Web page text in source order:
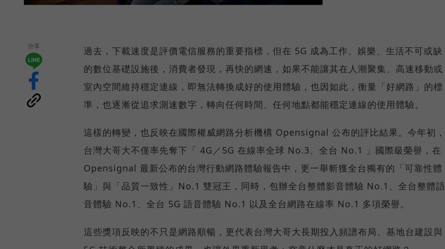
分享
過去，下載速度是評價電信服務的重要指標，但在 5G 成為工作、娛樂、生活不可或缺
的數位基礎設施後，消費者發現，再快的網速，如果不能讓其在人潮聚集、高速移動或
室內空間維持穩定連線，即無法轉換成好的使用體驗，也因如此，衡量「好網路」的標
準，也逐漸從追求測速數字，轉向任何時間、任何地點都能穩定連線的使用體驗。
這樣的轉變，也反映在國際權威網路分析機構 Opensignal 公布的評比結果。今年初，
台灣大哥大不僅率先奪下「 4G／5G 在線率全球 No.3、全台 No.1 」國際級榮譽，在
Opensignal 最新公布的台灣行動網路體驗報告中，更一舉斬獲全台獨有的「可靠性體
驗」與「品質一致性」No.1 雙冠王，同時，包辦全台整體影音體驗 No.1、全台整體語
音體驗 No.1、全台 5G 語音體驗 No.1 以及全台網路在線率 No.1 多項榮譽。
這些獎項反映的不只是網路順暢，更代表台灣大哥大長期投入頻譜布局、基地台建設與